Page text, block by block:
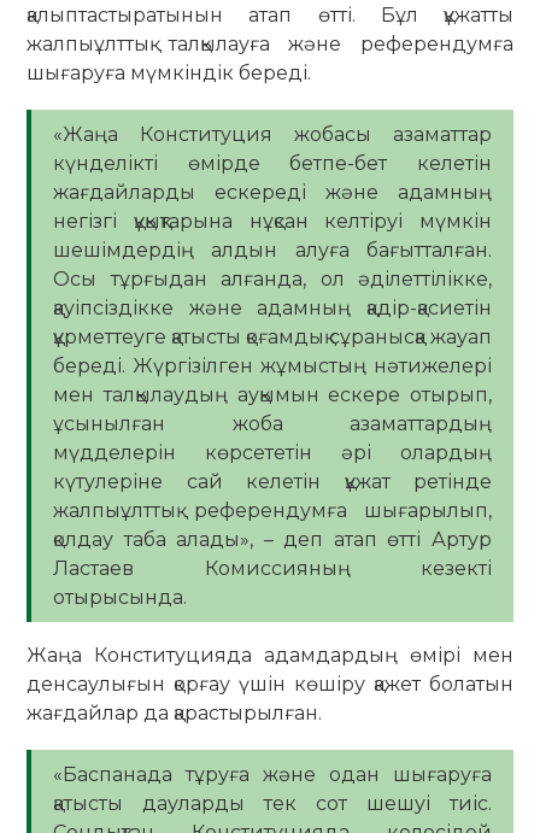
қалыптастыратынын атап өтті. Бұл құжатты
жалпыұлттық талқылауға және референдумға
шығаруға мүмкіндік береді.
«Жаңа Конституция жобасы азаматтар
күнделікті өмірде бетпе-бет келетін
жағдайларды ескереді және адамның
негізгі құқықтарына нұқсан келтіруі мүмкін
шешімдердің алдын алуға бағытталған.
Осы тұрғыдан алғанда, ол әділеттілікке,
қауіпсіздікке және адамның қадір-қасиетін
құрметтеуге қатысты қоғамдық сұранысқа жауап
береді. Жүргізілген жұмыстың нәтижелері
мен талқылаудың ауқымын ескере отырып,
ұсынылған жоба азаматтардың
мүдделерін көрсететін әрі олардың
күтулеріне сай келетін құжат ретінде
жалпыұлттық референдумға шығарылып,
қолдау таба алады», – деп атап өтті Артур
Ластаев Комиссияның кезекті
отырысында.
Жаңа Конституцияда адамдардың өмірі мен
денсаулығын қорғау үшін көшіру қажет болатын
жағдайлар да қарастырылған.
«Баспанада тұруға және одан шығаруға
қатысты дауларды тек сот шешуі тиіс.